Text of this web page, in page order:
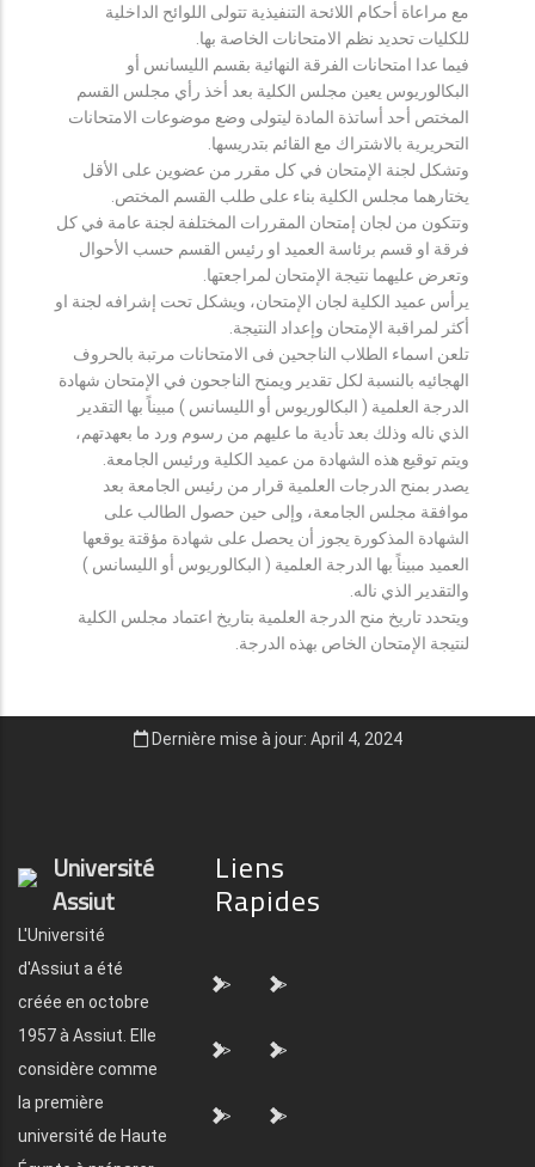
مع مراعاة أحكام اللائحة التنفيذية تتولى اللوائح الداخلية
للكليات تحديد نظم الامتحانات الخاصة بها.
فيما عدا امتحانات الفرقة النهائية بقسم الليسانس أو
البكالوريوس يعين مجلس الكلية بعد أخذ رأي مجلس القسم
المختص أحد أساتذة المادة ليتولى وضع موضوعات الامتحانات
التحريرية بالاشتراك مع القائم بتدريسها.
وتشكل لجنة الإمتحان في كل مقرر من عضوين على الأقل
يختارهما مجلس الكلية بناء على طلب القسم المختص.
وتتكون من لجان إمتحان المقررات المختلفة لجنة عامة في كل
فرقة او قسم برئاسة العميد او رئيس القسم حسب الأحوال
وتعرض عليهما نتيجة الإمتحان لمراجعتها.
يرأس عميد الكلية لجان الإمتحان، ويشكل تحت إشرافه لجنة او
أكثر لمراقبة الإمتحان وإعداد النتيجة.
تلعن اسماء الطلاب الناجحين فى الامتحانات مرتبة بالحروف
الهجائيه بالنسبة لكل تقدير ويمنح الناجحون في الإمتحان شهادة
الدرجة العلمية ( البكالوريوس أو الليسانس ) مبيناً بها التقدير
الذي ناله وذلك بعد تأدية ما عليهم من رسوم ورد ما بعهدتهم،
ويتم توقيع هذه الشهادة من عميد الكلية ورئيس الجامعة.
يصدر بمنح الدرجات العلمية قرار من رئيس الجامعة بعد
موافقة مجلس الجامعة، وإلى حين حصول الطالب على
الشهادة المذكورة يجوز أن يحصل على شهادة مؤقتة يوقعها
العميد مبيناً بها الدرجة العلمية ( البكالوريوس أو الليسانس )
والتقدير الذي ناله.
ويتحدد تاريخ منح الدرجة العلمية بتاريخ اعتماد مجلس الكلية
لنتيجة الإمتحان الخاص بهذه الدرجة.
Dernière mise à jour: April 4, 2024
Université
Assiut
L'Université
d'Assiut a été
créée en octobre
1957 à Assiut. Elle
considère comme
la première
université de Haute
Liens
Rapides
"> ">
"> ">
"> ">